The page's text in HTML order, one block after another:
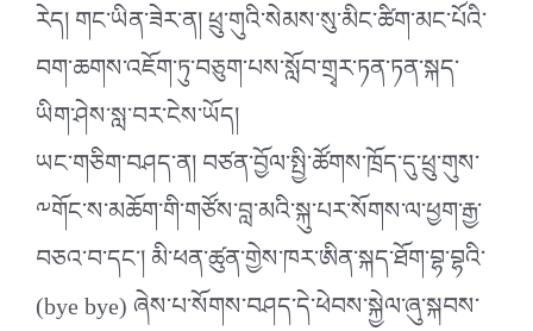
རེད། གང་ཡིན་ཟེར་ན། ཕྲུ་གུའི་སེམས་སུ་མིང་ཚིག་མང་པོའི་
བག་ཆགས་འཇོག་ཏུ་བཅུག་པས་སློབ་གྲྭར་ཏན་ཏན་སྐད་
ཡིག་ཤེས་སླ་བར་ངེས་ཡོད།
ཡང་གཅིག་བཤད་ན། བཙན་བྱོལ་སྤྱི་ཚོགས་ཁྲོད་དུ་ཕྲུ་གུས་
༸གོང་ས་མཆོག་གི་གཙོས་བླ་མའི་སྐུ་པར་སོགས་ལ་ཕྱག་རྒྱ་
བཅའ་བ་དང་། མི་ཕན་ཚུན་གྱེས་ཁར་ཨིན་སྐད་ཐོག་བྷ་བྷའི་
(bye bye) ཞེས་པ་སོགས་བཤད་དེ་ཕེབས་སྐྱེལ་ཞུ་སྐབས་